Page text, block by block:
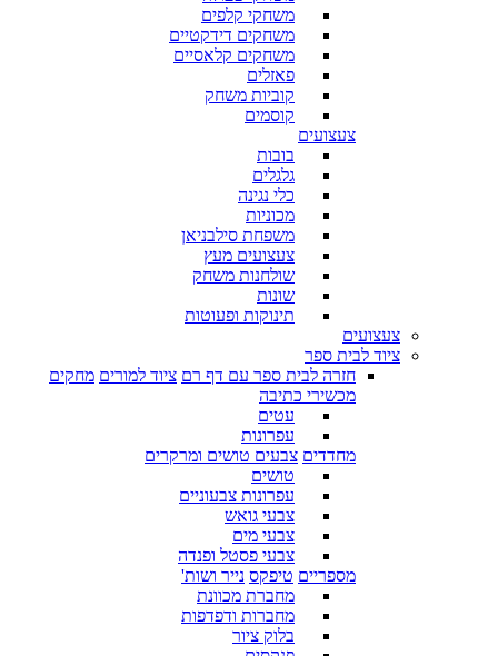
משחקי קלפים
משחקים דידקטיים
משחקים קלאסיים
פאזלים
קוביות משחק
קוסמים
צעצועים
בובות
גלגלים
כלי נגינה
מכוניות
משפחת סילבניאן
צעצועים מעץ
שולחנות משחק
שונות
תינוקות ופעוטות
צעצועים
ציוד לבית ספר
חזרה לבית ספר עם דף רם ציוד למורים מחקים
מכשירי כתיבה
עטים
עפרונות
מחדדים צבעים טושים ומרקרים
טושים
עפרונות צבעוניים
צבעי גואש
צבעי מים
צבעי פסטל ופנדה
מספריים טיפקס נייר ושות'
מחברת מכוונת
מחברות ודפדפות
בלוק ציור